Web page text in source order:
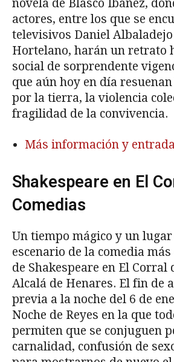
novela de Blasco Ibáñez,
actores, entre los que se
televisivos Daniel
Hortelano, harán un retrato
social de sorprendente
que aún hoy en día
por la tierra, la violencia
fragilidad de la convivencia.
Más información y
Shakespeare en El
Comedias
Un tiempo mágico y un
escenario de la comedia
de Shakespeare en El Corral
Alcalá de Henares. El fin de
previa a la noche del 6 de
Noche de Reyes en la que
permiten que se conjuguen
carnalidad, confusión de